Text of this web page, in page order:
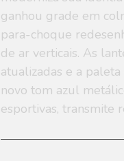
ganhou grade em
para-choque
de ar verticais. As
atualizadas e a
novo tom azul
esportivas, transmite